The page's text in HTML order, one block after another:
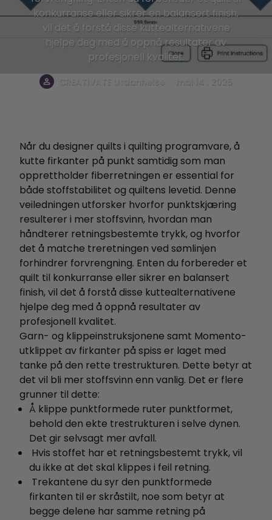
konkurranse eller sikrer en balansert finish,
vil det å forstå disse kuttealternativene
hjelpe deg med å oppnå resultater av
profesjonell kvalitet.
Når du designer quilts i quilting programvare, å
kutte firkanter på punkt samtidig som man
opprettholder fiberretningen er essential for
både stoffstabilitet og quiltens levetid. Denne
veiledningen utforsker hvorfor punktskjæring
resulterer i mer stoffsvinn, hvordan man
håndterer retningsbestemte trykk, og hvorfor
det å matche treretningen ved sømlinjen
forhindrer forvrengning. Enten du forbereder et
quilt til konkurranse eller sikrer en balansert
finish, vil det å forstå disse kuttealternativene
hjelpe deg med å oppnå resultater av
profesjonell kvalitet.
Garn- og klippeinstruksjonene samt Momento-
utklippet av firkanter på spiss er laget med
tanke på den rette trestrukturen. Dette betyr at
det vil bli mer stoffsvinn enn vanlig. Det er flere
grunner til dette:
Å klippe punktformede ruter punktformet,
behold den ekte trestrukturen i selve dynen.
Det gir selvsagt mer avfall.
Hvis stoffet har et retningsbestemt trykk, vil
du ikke at det skal klippes i feil retning.
Trekantene du syr den punktformede
firkanten til er skråstilt, noe som betyr at
begge delene har samme retning på